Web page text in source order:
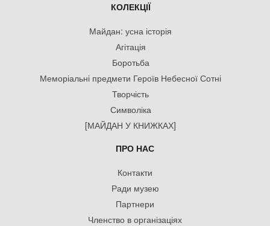
КОЛЕКЦІЇ
Майдан: усна історія
Агітація
Боротьба
Меморіальні предмети Героїв Небесної Сотні
Творчість
Символіка
[МАЙДАН У КНИЖКАХ]
ПРО НАС
Контакти
Ради музею
Партнери
Членство в організаціях